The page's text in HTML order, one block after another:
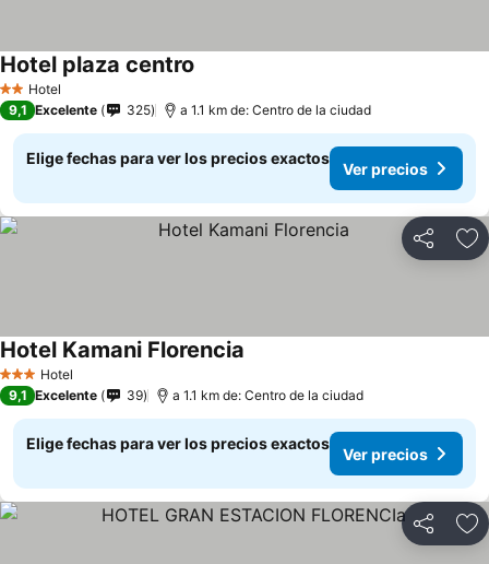
2 Estrellas
Hotel
Hotel plaza centro
9,1 Excelente 325 a 1.1 km de: Centro de la ciudad
Elige fechas para ver los precios exactos
Ver precios
Compartir
3 Estrellas
Hotel
Hotel Kamani Florencia
9,1 Excelente 39 a 1.1 km de: Centro de la ciudad
Elige fechas para ver los precios exactos
Ver precios
Compartir